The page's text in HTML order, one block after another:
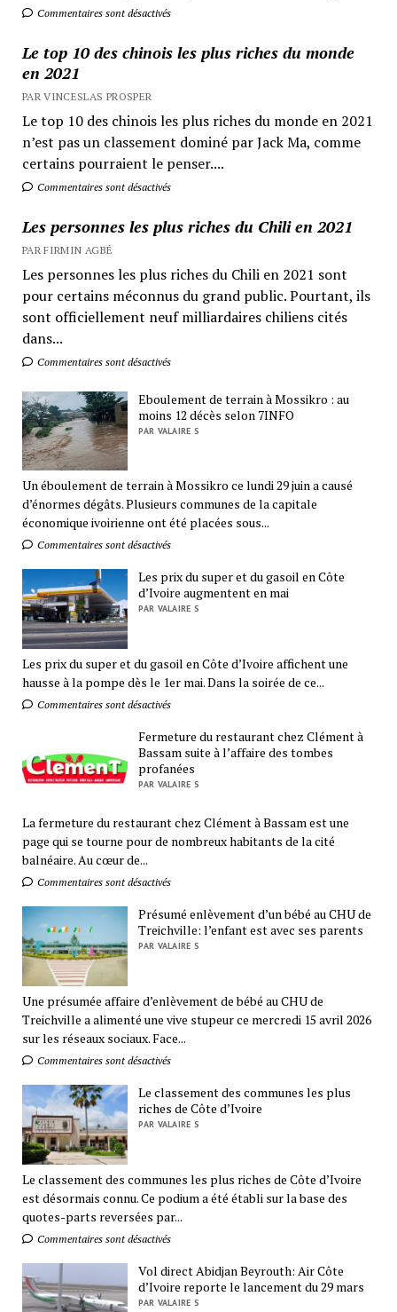
Commentaires sont désactivés
Le top 10 des chinois les plus riches du monde
en 2021
PAR VINCESLAS PROSPER
Le top 10 des chinois les plus riches du monde en 2021
n’est pas un classement dominé par Jack Ma, comme
certains pourraient le penser....
Commentaires sont désactivés
Les personnes les plus riches du Chili en 2021
PAR FIRMIN AGBÉ
Les personnes les plus riches du Chili en 2021 sont
pour certains méconnus du grand public. Pourtant, ils
sont officiellement neuf milliardaires chiliens cités
dans...
Commentaires sont désactivés
Eboulement de terrain à Mossikro : au
moins 12 décès selon 7INFO
PAR VALAIRE S
Un éboulement de terrain à Mossikro ce lundi 29 juin a causé
d’énormes dégâts. Plusieurs communes de la capitale
économique ivoirienne ont été placées sous...
Commentaires sont désactivés
Les prix du super et du gasoil en Côte
d’Ivoire augmentent en mai
PAR VALAIRE S
Les prix du super et du gasoil en Côte d’Ivoire affichent une
hausse à la pompe dès le 1er mai. Dans la soirée de ce...
Commentaires sont désactivés
Fermeture du restaurant chez Clément à
Bassam suite à l’affaire des tombes
profanées
PAR VALAIRE S
La fermeture du restaurant chez Clément à Bassam est une
page qui se tourne pour de nombreux habitants de la cité
balnéaire. Au cœur de...
Commentaires sont désactivés
Présumé enlèvement d’un bébé au CHU de
Treichville: l’enfant est avec ses parents
PAR VALAIRE S
Une présumée affaire d’enlèvement de bébé au CHU de
Treichville a alimenté une vive stupeur ce mercredi 15 avril 2026
sur les réseaux sociaux. Face...
Commentaires sont désactivés
Le classement des communes les plus
riches de Côte d’Ivoire
PAR VALAIRE S
Le classement des communes les plus riches de Côte d’Ivoire
est désormais connu. Ce podium a été établi sur la base des
quotes-parts reversées par...
Commentaires sont désactivés
Vol direct Abidjan Beyrouth: Air Côte
d’Ivoire reporte le lancement du 29 mars
PAR VALAIRE S